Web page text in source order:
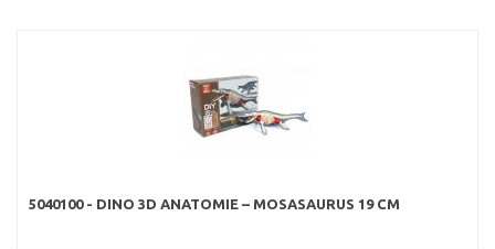
5040100 - DINO 3D ANATOMIE – MOSASAURUS 19 CM